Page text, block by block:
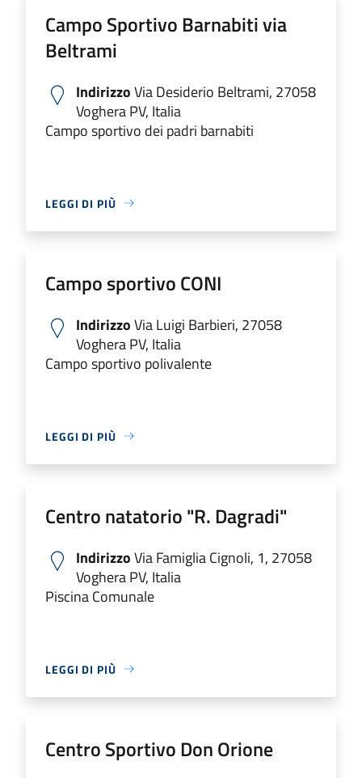
Campo Sportivo Barnabiti via
Beltrami
IndirizzoVia Desiderio Beltrami, 27058
Voghera PV, Italia
Campo sportivo dei padri barnabiti
LEGGI DI PIÙ
Campo sportivo CONI
IndirizzoVia Luigi Barbieri, 27058
Voghera PV, Italia
Campo sportivo polivalente
LEGGI DI PIÙ
Centro natatorio "R. Dagradi"
IndirizzoVia Famiglia Cignoli, 1, 27058
Voghera PV, Italia
Piscina Comunale
LEGGI DI PIÙ
Centro Sportivo Don Orione